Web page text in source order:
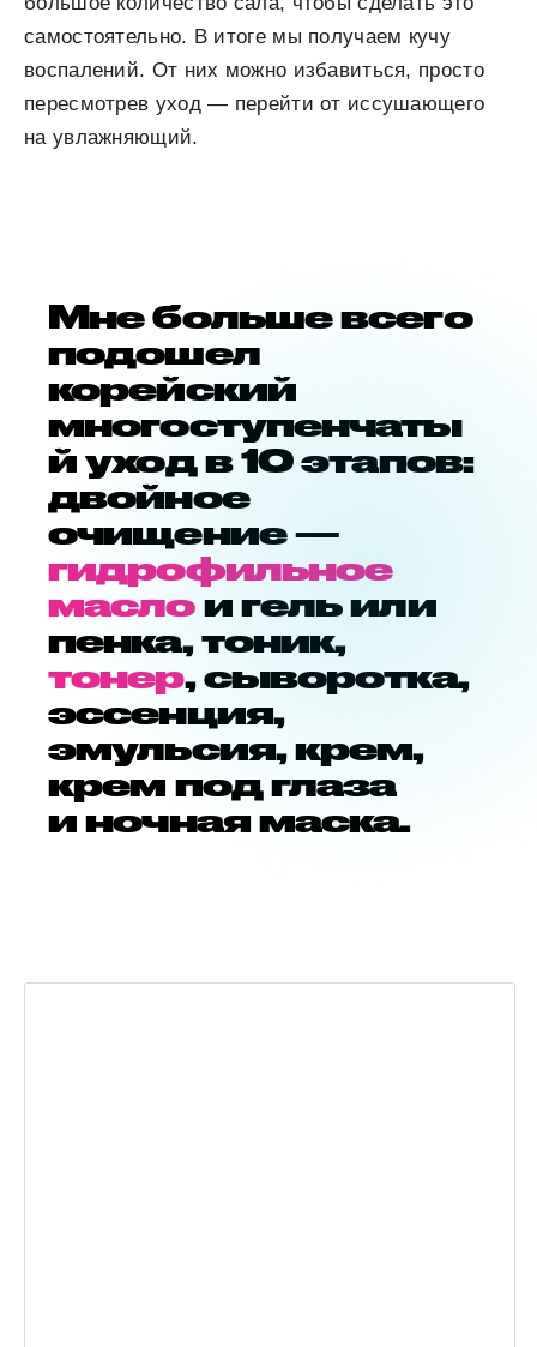
самостоятельно. В итоге мы получаем кучу
воспалений. От них можно избавиться, просто
пересмотрев уход — перейти от иссушающего
на увлажняющий.
Мне больше всего
подошел
корейский
многоступенчаты
й уход в 10 этапов:
двойное
очищение —
гидрофильное
маслои гель или
пенка, тоник,
тонер, сыворотка,
эссенция,
эмульсия, крем,
крем под глаза
и ночная маска.